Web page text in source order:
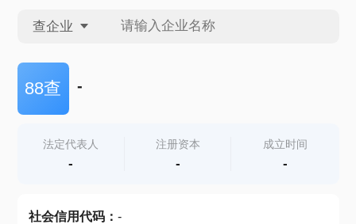
查企业
查企业
查产地
88查 -
法定代表人
-
注册资本
-
成立时间
-
社会信用代码： -